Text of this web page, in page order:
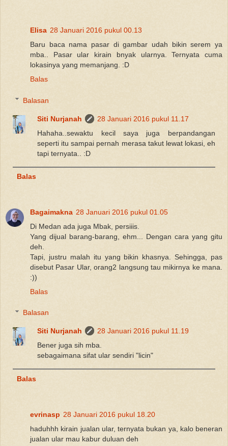
Elisa 28 Januari 2016 pukul 00.13
Baru baca nama pasar di gambar udah bikin serem ya
mba.. Pasar ular kirain bnyak ularnya. Ternyata cuma
lokasinya yang memanjang. :D
Balas
Balasan
Siti Nurjanah
28 Januari 2016 pukul 11.17
Hahaha..sewaktu kecil saya juga berpandangan
seperti itu sampai pernah merasa takut lewat lokasi, eh
tapi ternyata.. :D
Balas
Bagaimakna 28 Januari 2016 pukul 01.05
Di Medan ada juga Mbak, persiiis.
Yang dijual barang-barang, ehm... Dengan cara yang gitu
deh.
Tapi, justru malah itu yang bikin khasnya. Sehingga, pas
disebut Pasar Ular, orang2 langsung tau mikirnya ke mana.
:))
Balas
Balasan
Siti Nurjanah
28 Januari 2016 pukul 11.19
Bener juga sih mba.
sebagaimana sifat ular sendiri "licin"
Balas
evrinasp 28 Januari 2016 pukul 18.20
haduhhh kirain jualan ular, ternyata bukan ya, kalo beneran
jualan ular mau kabur duluan deh